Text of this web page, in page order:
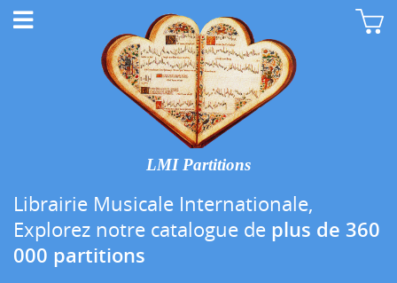
LMI Partitions
Librairie Musicale Internationale,
Explorez notre catalogue de plus de 360
000 partitions